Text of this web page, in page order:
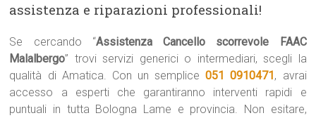
assistenza e riparazioni professionali!
Se cercando “Assistenza Cancello scorrevole FAAC
Malalbergo” trovi servizi generici o intermediari, scegli la
qualità di Amatica. Con un semplice051 0910471, avrai
accesso a esperti che garantiranno interventi rapidi e
puntuali in tutta Bologna Lame e provincia. Non esitare,